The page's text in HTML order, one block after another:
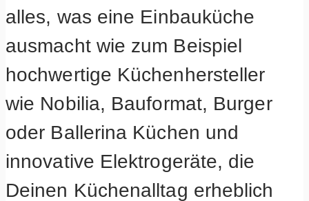
alles, was eine Einbauküche
ausmacht wie zum Beispiel
hochwertige Küchenhersteller
wie Nobilia, Bauformat, Burger
oder Ballerina Küchen und
innovative Elektrogeräte, die
Deinen Küchenalltag erheblich